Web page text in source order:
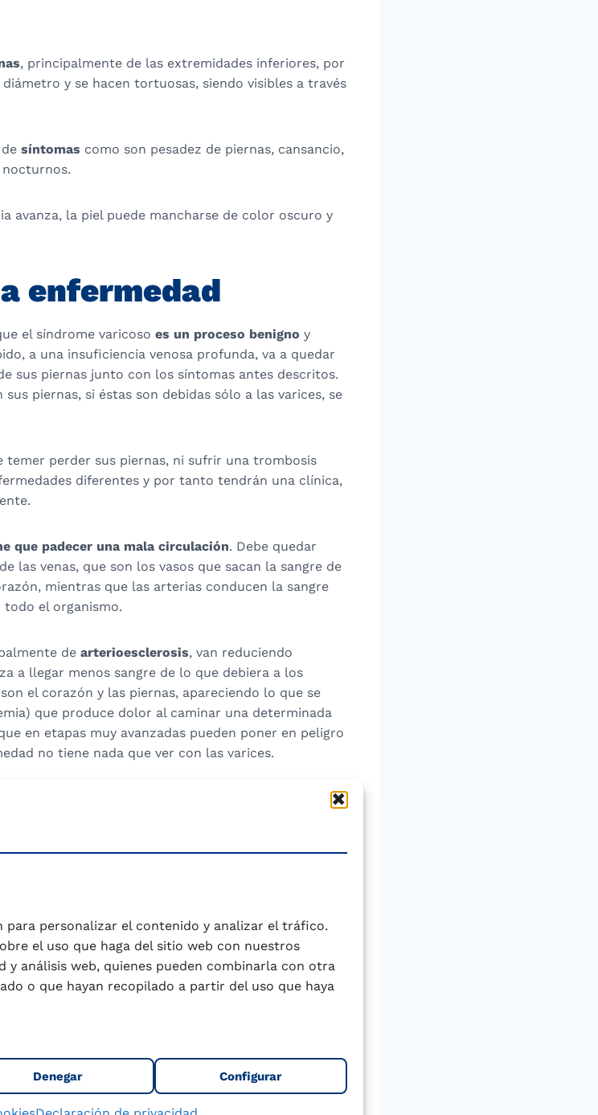
para personalizar el contenido y analizar el tráfico.
el uso que haga del sitio web con nuestros
y análisis web, quienes pueden combinarla con otra
o que hayan recopilado a partir del uso que haya
Denegar Configurar
, principalmente de las extremidades inferiores, por
y se hacen tortuosas, siendo visibles a través
síntomas como son pesadez de piernas, cansancio,
nocturnos.
avanza, la piel puede mancharse de color oscuro y
enfermedad
el síndrome varicoso es un proceso benigno y
a una insuficiencia venosa profunda, va a quedar
sus piernas junto con los síntomas antes descritos.
piernas, si éstas son debidas sólo a las varices, se
temer perder sus piernas, ni sufrir una trombosis
diferentes y por tanto tendrán una clínica,
que padecer una mala circulación. Debe quedar
las venas, que son los vasos que sacan la sangre de
mientras que las arterias conducen la sangre
el organismo.
de arterioesclerosis, van reduciendo
a llegar menos sangre de lo que debiera a los
el corazón y las piernas, apareciendo lo que se
que produce dolor al caminar una determinada
en etapas muy avanzadas pueden poner en peligro
no tiene nada que ver con las varices.
estudios que siempre están en marcha, no se
que se pueda explicar de una forma clara y
Por ese motivo, cuando eso sucede en Medicina
importante . Sin duda el componente
en donde está presente la patología varicosa en sus
de un defecto congénito llamado agenesia valvular,